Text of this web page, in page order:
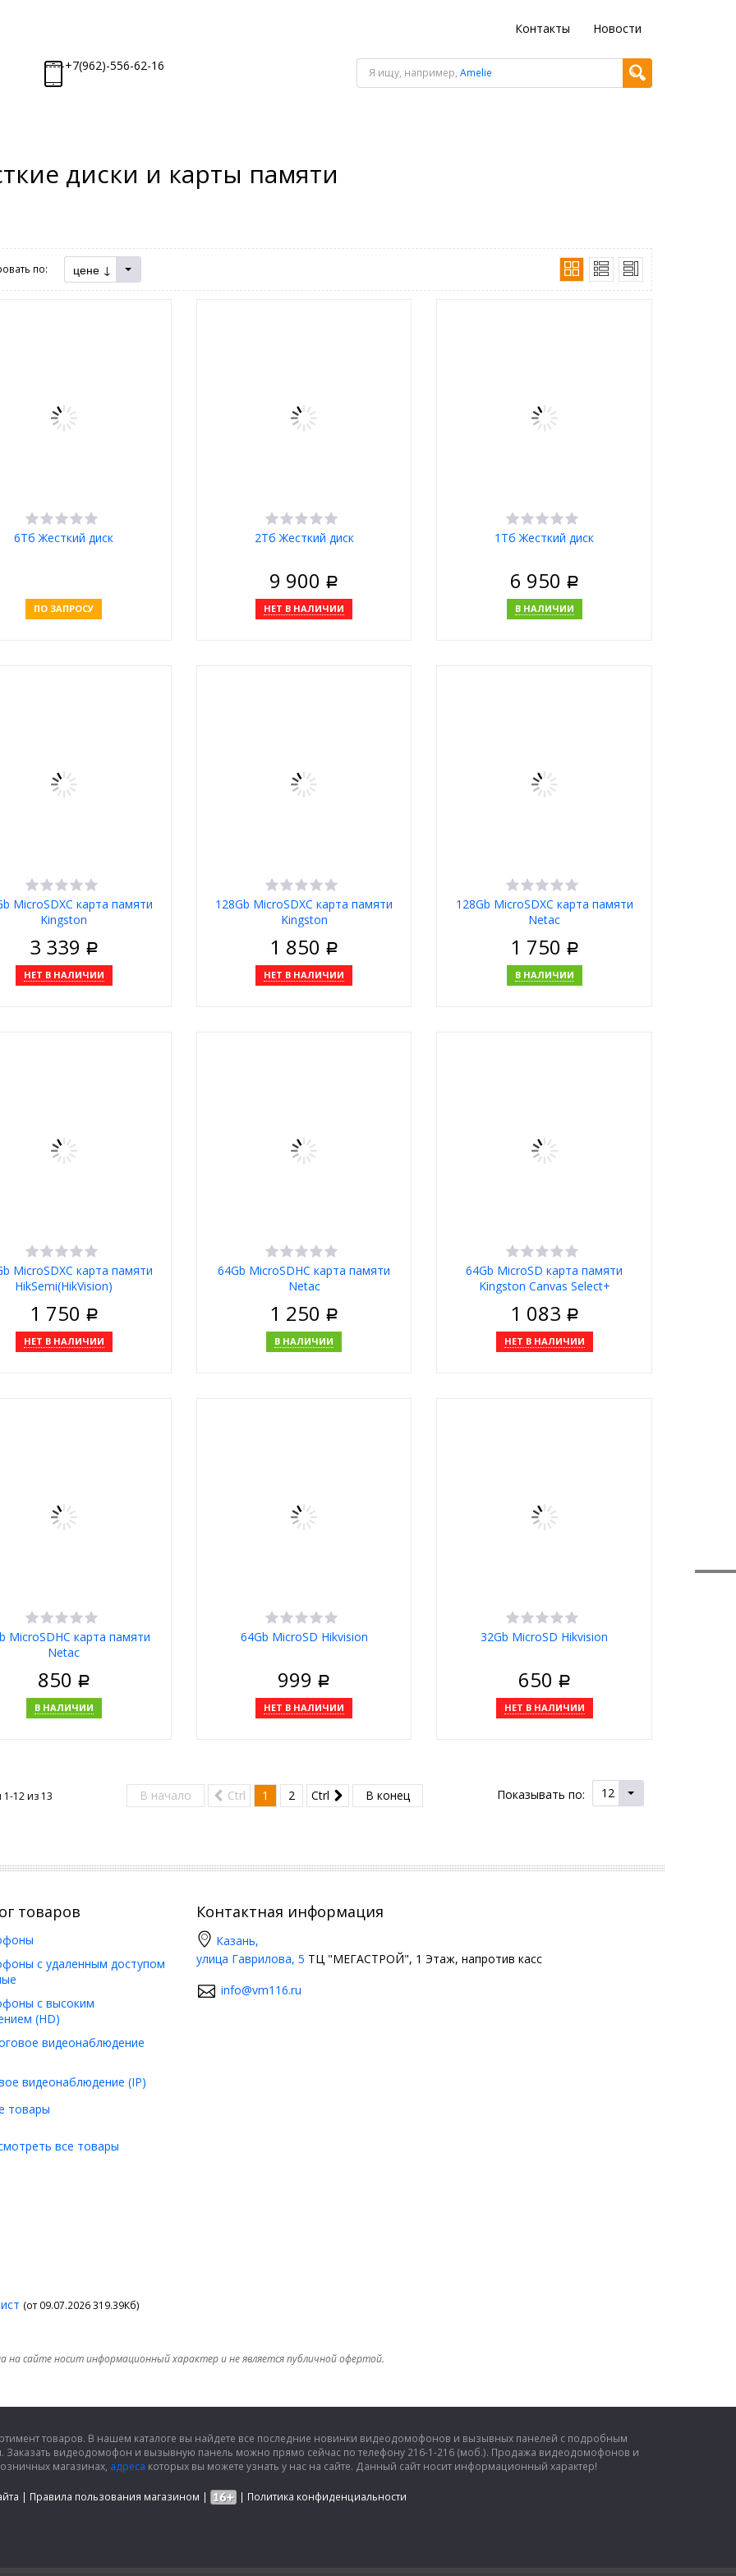
Контакты
Новости
-----+7(962)-556-62-16 Я ищу, например, Amelie
диски и карты памяти
по: цене ↓
6Тб Жесткий диск
ПО ЗАПРОСУ
2Тб Жесткий диск
9 900 Р
НЕТ В НАЛИЧИИ
1Тб Жесткий диск
6 950 Р
В НАЛИЧИИ
MicroSDXC карта памяти
Kingston
3 339 Р
НЕТ В НАЛИЧИИ
128Gb MicroSDXC карта памяти
Kingston
1 850 Р
НЕТ В НАЛИЧИИ
128Gb MicroSDXC карта памяти
Netac
1 750 Р
В НАЛИЧИИ
MicroSDXC карта памяти
HikSemi(HikVision)
1 750 Р
НЕТ В НАЛИЧИИ
64Gb MicroSDHC карта памяти
Netac
1 250 Р
В НАЛИЧИИ
64Gb MicroSD карта памяти
Kingston Canvas Select+
1 083 Р
НЕТ В НАЛИЧИИ
MicroSDHC карта памяти
Netac
850 Р
В НАЛИЧИИ
64Gb MicroSD Hikvision
999 Р
НЕТ В НАЛИЧИИ
32Gb MicroSD Hikvision
650 Р
НЕТ В НАЛИЧИИ
Показывать по: 12
12 из 13 В начало Ctrl 1 2 Ctrl В конец
товаров
товары
с удаленным доступом
с высоким
(HD)
видеонаблюдение
видеонаблюдение (IP)
все товары
(от 09.07.2026 319.39Кб)
Контактная информация
Казань,
улица Гаврилова, 5 ТЦ "МЕГАСТРОЙ", 1 Этаж, напротив касс
info@vm116.ru
на сайте носит информационный характер и не является публичной офертой.
товаров. В нашем каталоге вы найдете все последние новинки видеодомофонов и вызывных панелей с подробным
Заказать видеодомофон и вызывную панель можно прямо сейчас по телефону 216-1-216 (моб.). Продажа видеодомофонов и
магазинах, адреса которых вы можете узнать у нас на сайте. Данный сайт носит информационный характер!
| Правила пользования магазином | | Политика конфиденциальности